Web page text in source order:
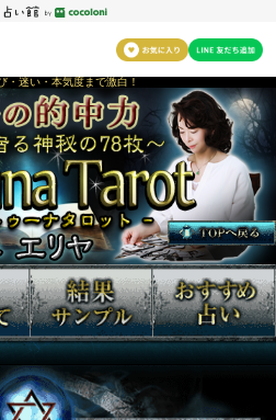
・迷い・本気度まで激白！